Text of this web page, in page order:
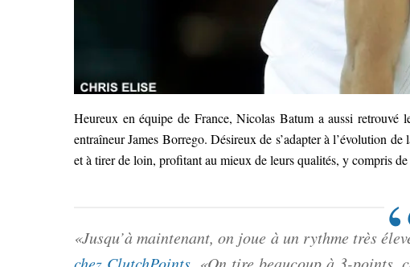
Heureux en équipe de France, Nicolas Batum a aussi
entraîneur James Borrego. Désireux de s’adapter à l’évolution
et à tirer de loin, profitant au mieux de leurs qualités, y compris de
«Jusqu’à maintenant, on joue à un rythme très